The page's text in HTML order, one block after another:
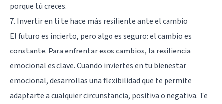
porque tú creces.
7. Invertir en ti te hace más resiliente ante el cambio
El futuro es incierto, pero algo es seguro: el cambio es
constante. Para enfrentar esos cambios, la resiliencia
emocional es clave. Cuando inviertes en tu bienestar
emocional, desarrollas una flexibilidad que te permite
adaptarte a cualquier circunstancia, positiva o negativa. Te